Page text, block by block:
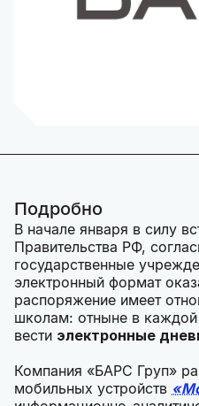
Подробно
В начале января в силу
Правительства РФ,
государственные
электронный формат
распоряжение имеет
школам: отныне в каждой
вести электронные
Компания «БАРС Груп»
мобильных устройств